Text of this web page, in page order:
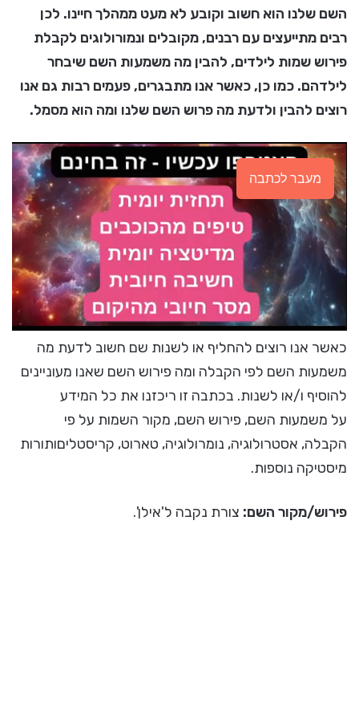
השם שלנו הוא חשוב וקובע לא מעט ממהלך חיינו. לכן
רבים מתייעצים עם רבנים, מקובלים ונמורולוגים לקבלת
פירוש שמות לילדים, להבין מה משמעות השם שיבחר
לילדהם. כמו כן, כאשר אנו מתבגרים, פעמים רבות גם אנו
רוצים להבין ולדעת מה פרוש השם שלנו ומה הוא מסמל.
מעבר לכתבה
כאשר אנו רוצים להחליף או לשנות שם חשוב לדעת מה
משמעות השם לפי הקבלה ומה פירוש השם שאנו מעוניינים
להוסיף ו/או לשנות. בכתבה זו ריכזנו את כל המידע
על משמעות השם, פירוש השם, מקור השמות על פי
הקבלה, אסטרולוגיה, נומרולוגיה, טארוט, קריסטליםותורות
מיסטיקה נוספות.
פירוש/מקור השם: צורת נקבה ל'אילן'.